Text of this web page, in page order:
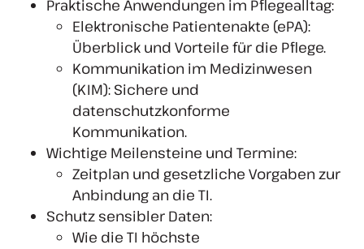
Praktische Anwendungen im Pflegealltag:
Elektronische Patientenakte (ePA):
Überblick und Vorteile für die Pflege.
Kommunikation im Medizinwesen
(KIM): Sichere und
datenschutzkonforme
Kommunikation.
Wichtige Meilensteine und Termine:
Zeitplan und gesetzliche Vorgaben zur
Anbindung an die TI.
Schutz sensibler Daten:
Wie die TI höchste